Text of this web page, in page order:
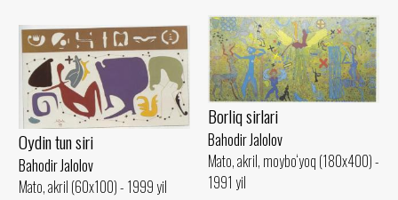
Borliq sirlari
Bahodir Jalolov
Mato, akril, moybo‘yoq (180x400) -
1991 yil
Oydin tun siri
Bahodir Jalolov
Mato, akril (60x100) - 1999 yil